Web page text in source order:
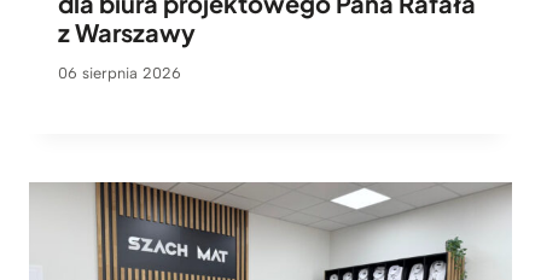
z Warszawy
06 sierpnia 2026